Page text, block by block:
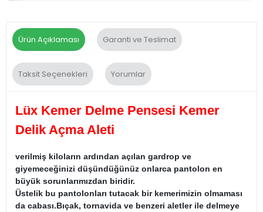
Ürün Açıklaması Garanti ve Teslimat
Taksit Seçenekleri Yorumlar
Lüx Kemer Delme Pensesi Kemer
Delik Açma Aleti
verilmiş kiloların ardından açılan gardrop ve
giyemeceğinizi düşündüğünüz onlarca pantolon en
büyük sorunlarımızdan biridir.
Üstelik bu pantolonları tutacak bir kemerimizin olmaması
da cabası.Bıçak, tornavida ve benzeri aletler ile delmeye